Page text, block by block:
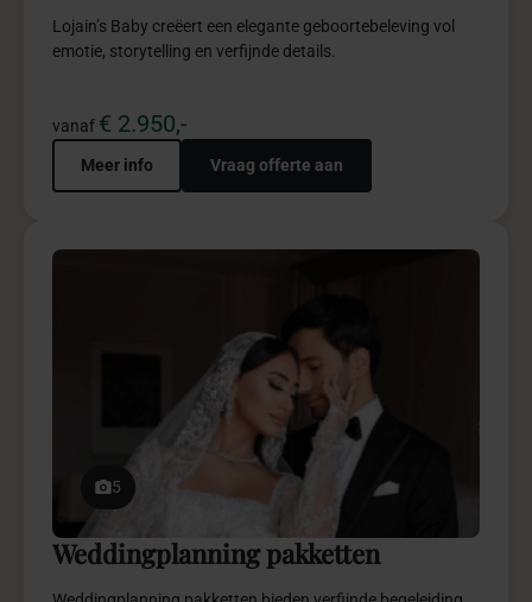
Lojain’s Baby creëert een elegante geboortebeleving vol
emotie, storytelling en verfijnde details.
vanaf € 2.950,-
Meer info Vraag offerte aan
5
Weddingplanning pakketten